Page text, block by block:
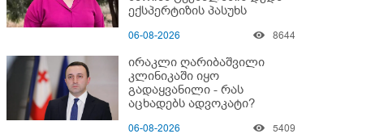
ექსპერტიზის პასუხს
გოგონას გარდაცვალების
06-08-2026 8644
ირაკლი ღარიბაშვილი
კლინიკაში იყო
გადაყვანილი - რას
აცხადებს ადვოკატი?
06-08-2026 5409